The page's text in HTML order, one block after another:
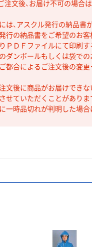
注文後、お届け不可の場合
は、アスクル発行の納品書
行の納品書をご希望のお客
ＰＤＦファイルにて印刷す
ダンボールもしくは袋での
都合によるご注文後の変更
文後に商品がお届けでき
せていただくことがありま
一時品切れが判明した場合